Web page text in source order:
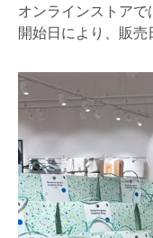
オンラインストア
開始日により、販売